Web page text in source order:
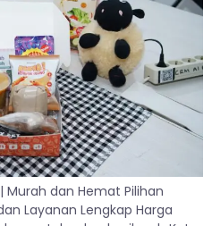
Murah dan Hemat Pilihan
Layanan Lengkap Harga